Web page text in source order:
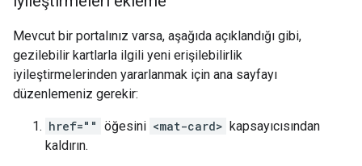
Mevcut bir portalınız varsa, aşağıda açıklandığı gibi,
gezilebilir kartlarla ilgili yeni erişilebilirlik
iyileştirmelerinden yararlanmak için ana sayfayı
düzenlemeniz gerekir:
href="" öğesini <mat-card> kapsayıcısından
kaldırın.